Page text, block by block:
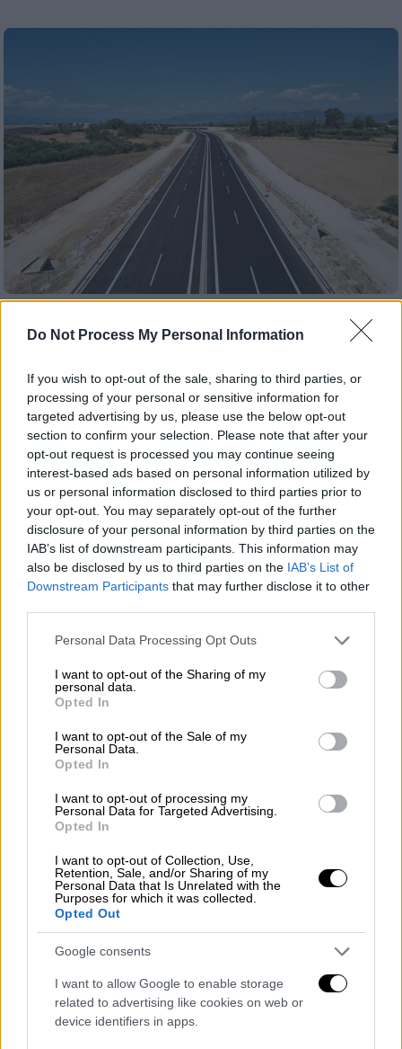
Do Not Process My Personal Information
If you wish to opt-out of the sale, sharing to third parties, or
processing of your personal or sensitive information for
targeted advertising by us, please use the below opt-out
section to confirm your selection. Please note that after your
opt-out request is processed you may continue seeing
interest-based ads based on personal information utilized by
us or personal information disclosed to third parties prior to
your opt-out. You may separately opt-out of the further
disclosure of your personal information by third parties on the
IAB’s list of downstream participants. This information may
also be disclosed by us to third parties on the IAB’s List of
Downstream Participants that may further disclose it to other
Please note that this website/app uses one or more Google
not limited to your visit or usage behaviour. You may click to
grant or deny consent to Google and its third-party tags to
use your data for below specified purposes in below Google
consent section.
Personal Data Processing Opt Outs
I want to opt-out of the Sharing of my
personal data.
Opted In
I want to opt-out of the Sale of my
Personal Data.
Opted In
I want to opt-out of processing my
Personal Data for Targeted Advertising.
Opted In
I want to opt-out of Collection, Use,
Retention, Sale, and/or Sharing of my
Personal Data that Is Unrelated with the
Purposes for which it was collected.
Opted Out
Google consents
I want to allow Google to enable storage
related to advertising like cookies on web or
device identifiers in apps.
Απίστευτο περιστατικό στην Πατρών -
οδηγού εκσκαφέα
Συνελήφθη ο οδηγός από τις αρχές
Ελλάδα|03.08.2025 09:12
Η Πατρών-Πύργου σε timelapse: Όλη η
διαδρομή σε 240 δευτερόλεπτα - Οι
παγίδες για τους οδηγούς
Το βίντεο των τεσσάρων λεπτών που κόβει
την ανάσα και τα «tips» στους οδηγούς που
πρόκειται να ταξιδέψουν στον νέο δρόμο
Πατρών - Πύργου